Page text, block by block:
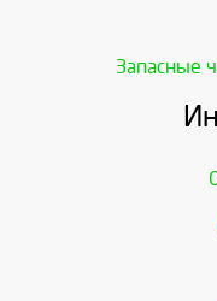
Запасные